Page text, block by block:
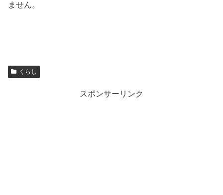
ません。
くらし
スポンサーリンク